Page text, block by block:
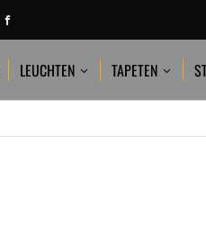
LEUCHTEN TAPETEN